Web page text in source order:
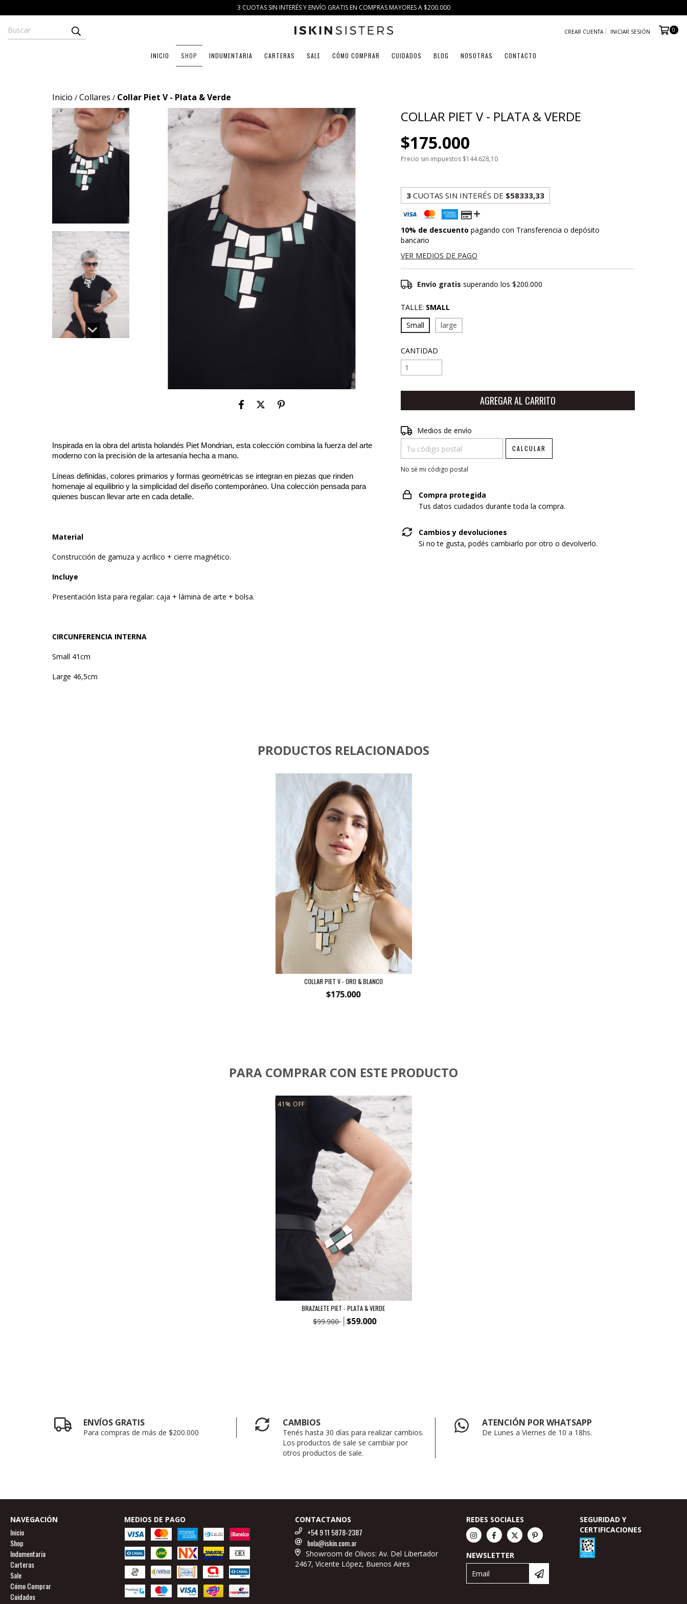
3 CUOTAS SIN INTERÉS Y ENVÍO GRATIS EN COMPRAS MAYORES A $200.000
CREAR CUENTA INICIAR SESIÓN 0
INICIO SHOP INDUMENTARIA CARTERAS SALE CÓMO COMPRAR CUIDADOS BLOG NOSOTRAS CONTACTO
Inicio / Collares / Collar Piet V - Plata & Verde
Inspirada en la obra del artista holandés Piet Mondrian, esta colección combina la fuerza del arte
moderno con la precisión de la artesanía hecha a mano.
Líneas definidas, colores primarios y formas geométricas se integran en piezas que rinden
homenaje al equilibrio y la simplicidad del diseño contemporáneo. Una colección pensada para
quienes buscan llevar arte en cada detalle.
Material
Construcción de gamuza y acrílico + cierre magnético.
Incluye
Presentación lista para regalar: caja + lámina de arte + bolsa.
CIRCUNFERENCIA INTERNA
Small 41cm
Large 46,5cm
COLLAR PIET V - PLATA & VERDE
$175.000
Precio sin impuestos $144.628,10
3 CUOTAS SIN INTERÉS DE $58333,33
10% de descuento pagando con Transferencia o depósito
bancario
VER MEDIOS DE PAGO
Envío gratis superando los$200.000
TALLE: SMALL
Small
large
CANTIDAD
Entregas para el CP:
Medios de envío
CALCULAR
No sé mi código postal
Compra protegida
Tus datos cuidados durante toda la compra.
Cambios y devoluciones
Si no te gusta, podés cambiarlo por otro o devolverlo.
PRODUCTOS RELACIONADOS
COLLAR PIET V - ORO & BLANCO
$175.000
PARA COMPRAR CON ESTE PRODUCTO
41 % OFF
BRAZALETE PIET - PLATA & VERDE
$99.900 $59.000
ENVÍOS GRATIS
Para compras de más de $200.000
CAMBIOS
Tenés hasta 30 días para realizar cambios.
Los productos de sale se cambiar por
otros productos de sale.
ATENCIÓN POR WHATSAPP
De Lunes a Viernes de 10 a 18hs.
NAVEGACIÓN
Inicio
Shop
Indumentaria
Carteras
Sale
Cómo Comprar
Cuidados
MEDIOS DE PAGO CONTACTANOS
+54 9 11 5878-2387
hola@iskin.com.ar
Showroom de Olivos: Av. Del Libertador
2467, Vicente López, Buenos Aires
REDES SOCIALES
NEWSLETTER
SEGURIDAD Y
CERTIFICACIONES